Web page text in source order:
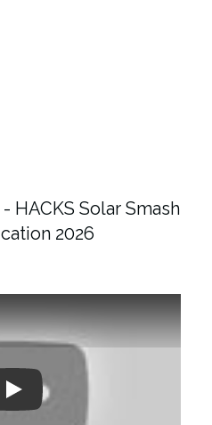
HACKS Solar Smash
2026
Play: Keynote (Google I/O '18)